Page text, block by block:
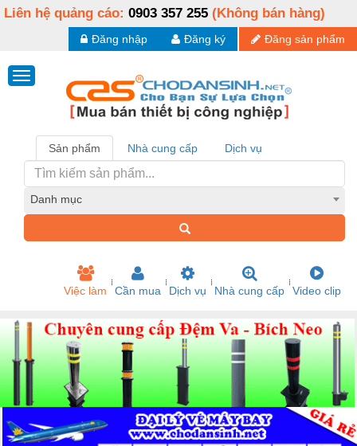
Liên hệ quảng cáo: 0903 357 255 (Không bán hàng)
Đăng sản phẩm
Đăng ký
Đăng nhập
Sản phẩm Nhà cung cấp Dịch vụ
Danh mục
Việc làm Cần mua Dịch vụ Nhà cung cấp Video clip